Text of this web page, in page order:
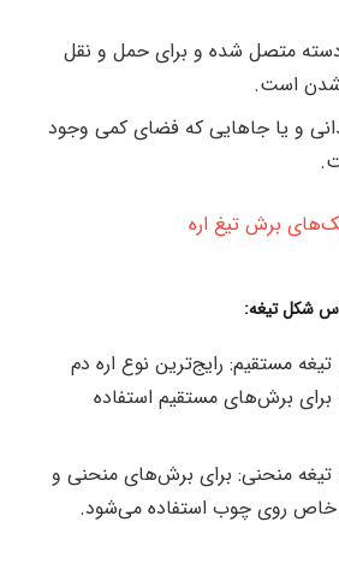
دسته متصل شده و برای حمل و نقل
شدن است.
و یا جاهایی که فضای کمی وجود
برش تیغ اره
شکل تیغه:
تیغه مستقیم: رایج‌ترین نوع اره دم
برش‌های مستقیم استفاده
تیغه منحنی: برای برش‌های منحنی و
روی چوب استفاده می‌شود.